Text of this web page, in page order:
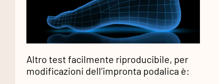
Altro test facilmente riproducibile, per
modificazioni dell’impronta podalica è: